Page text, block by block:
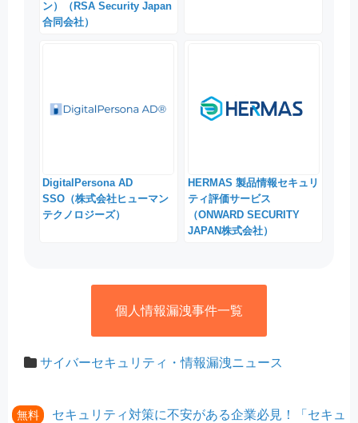
ン）（RSA Security Japan
合同会社）
DigitalPersona AD
SSO（株式会社ヒューマン
テクノロジーズ）
HERMAS 製品情報セキュリ
ティ評価サービス
（ONWARD SECURITY
JAPAN株式会社）
個人情報漏洩事件一覧
サイバーセキュリティ・情報漏洩ニュース
無料
セキュリティ対策に不安がある企業必見！「セキュ